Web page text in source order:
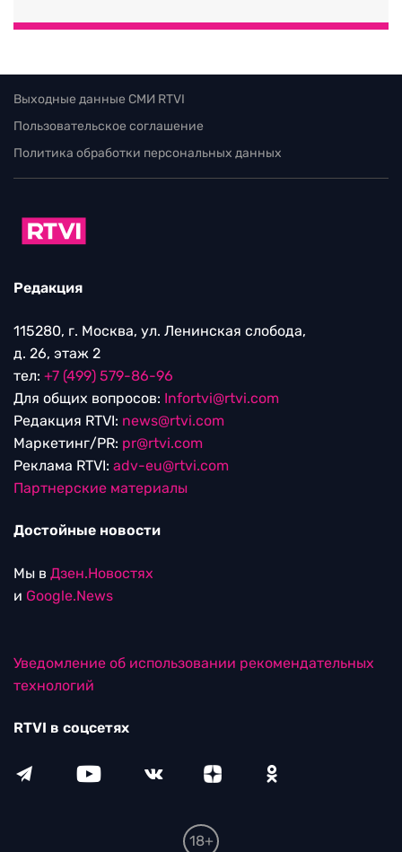
Выходные данные СМИ RTVI
Пользовательское соглашение
Политика обработки персональных данных
Редакция
115280, г. Москва, ул. Ленинская слобода,
д. 26, этаж 2
тел: +7 (499) 579-86-96
Для общих вопросов: Infortvi@rtvi.com
Редакция RTVI: news@rtvi.com
Маркетинг/PR: pr@rtvi.com
Реклама RTVI: adv-eu@rtvi.com
Партнерские материалы
Достойные новости
Мы в Дзен.Новостях
и Google.News
Уведомление об использовании рекомендательных
технологий
RTVI в соцсетях
18+